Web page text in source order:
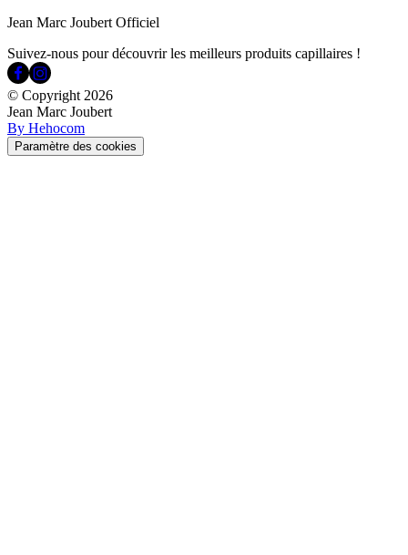
Jean Marc Joubert Officiel
Suivez-nous pour découvrir les meilleurs produits capillaires !
© Copyright 2026
Jean Marc Joubert
By Hehocom
Paramètre des cookies